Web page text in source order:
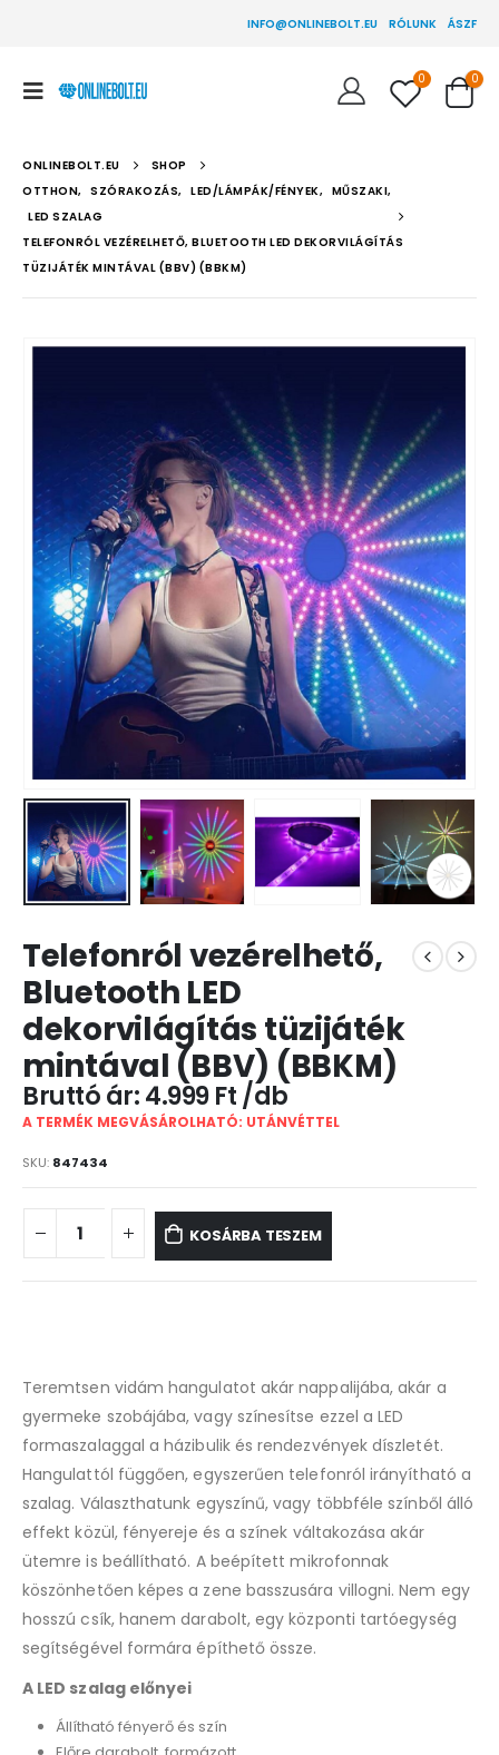
INFO@ONLINEBOLT.EU RÓLUNK ÁSZF
0 0
ONLINEBOLT.EU
SHOP
OTTHON, SZÓRAKOZÁS, LED/LÁMPÁK/FÉNYEK, MŰSZAKI,
LED SZALAG
TELEFONRÓL VEZÉRELHETŐ, BLUETOOTH LED DEKORVILÁGÍTÁS
TÜZIJÁTÉK MINTÁVAL (BBV) (BBKM)
Telefonról vezérelhető,
Bluetooth LED
dekorvilágítás tüzijáték
mintával (BBV) (BBKM)
4.999Ft
A TERMÉK MEGVÁSÁROLHATÓ: UTÁNVÉTTEL
SKU: 847434
KOSÁRBA TESZEM
Teremtsen vidám hangulatot akár nappalijába, akár a
gyermeke szobájába, vagy színesítse ezzel a LED
formaszalaggal a házibulik és rendezvények díszletét.
Hangulattól függően, egyszerűen telefonról irányítható a
szalag. Választhatunk egyszínű, vagy többféle színből álló
effekt közül, fényereje és a színek váltakozása akár
ütemre is beállítható. A beépített mikrofonnak
köszönhetően képes a zene basszusára villogni. Nem egy
hosszú csík, hanem darabolt, egy központi tartóegység
segítségével formára építhető össze.
A LED szalag előnyei
Állítható fényerő és szín